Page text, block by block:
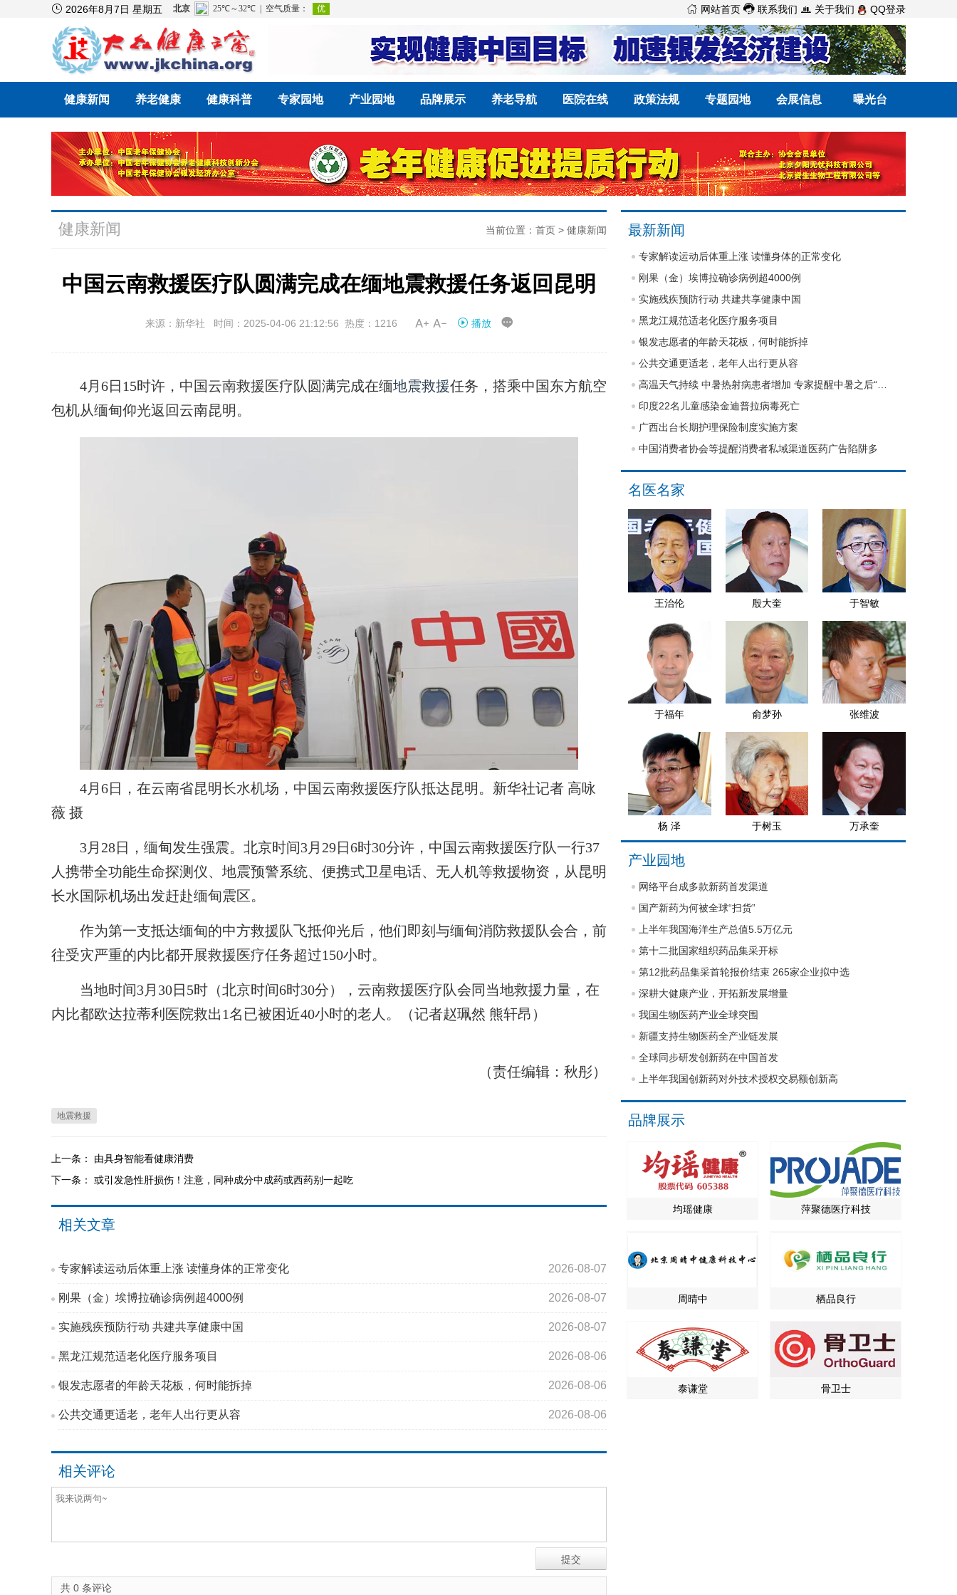
 2026年8月7日 星期五  网站首页  联系我们  关于我们 QQ登录
健康新闻 养老健康 健康科普 专家园地 产业园地 品牌展示 养老导航 医院在线 政策法规 专题园地 会展信息 曝光台
健康新闻 当前位置： 首页 > 健康新闻
中国云南救援医疗队圆满完成在缅地震救援任务返回昆明
来源：新华社 时间：2025-04-06 21:12:56 热度：1216  播放 
4月6日15时许，中国云南救援医疗队圆满完成在缅地震救援任务，搭乘中国东方航空
包机从缅甸仰光返回云南昆明。
4月6日，在云南省昆明长水机场，中国云南救援医疗队抵达昆明。新华社记者 高咏
薇 摄
3月28日，缅甸发生强震。北京时间3月29日6时30分许，中国云南救援医疗队一行37
人携带全功能生命探测仪、地震预警系统、便携式卫星电话、无人机等救援物资，从昆明
长水国际机场出发赶赴缅甸震区。
作为第一支抵达缅甸的中方救援队飞抵仰光后，他们即刻与缅甸消防救援队会合，前
往受灾严重的内比都开展救援医疗任务超过150小时。
当地时间3月30日5时（北京时间6时30分），云南救援医疗队会同当地救援力量，在
内比都欧达拉蒂利医院救出1名已被困近40小时的老人。（记者赵珮然 熊轩昂）
（责任编辑：秋彤）
地震救援
上一条： 由具身智能看健康消费
下一条： 或引发急性肝损伤！注意，同种成分中成药或西药别一起吃
相关文章
专家解读运动后体重上涨 读懂身体的正常变化 2026-08-07
刚果（金）埃博拉确诊病例超4000例 2026-08-07
实施残疾预防行动 共建共享健康中国 2026-08-07
黑龙江规范适老化医疗服务项目 2026-08-06
银发志愿者的年龄天花板，何时能拆掉 2026-08-06
公共交通更适老，老年人出行更从容 2026-08-06
相关评论
共 0 条评论
最新新闻
专家解读运动后体重上涨 读懂身体的正常变化
刚果（金）埃博拉确诊病例超4000例
实施残疾预防行动 共建共享健康中国
黑龙江规范适老化医疗服务项目
银发志愿者的年龄天花板，何时能拆掉
公共交通更适老，老年人出行更从容
印度22名儿童感染金迪普拉病毒死亡
广西出台长期护理保险制度实施方案
中国消费者协会等提醒消费者私域渠道医药广告陷阱多
名医名家
王治伦 殷大奎 于智敏
于福年 俞梦孙 张维波
杨 泽 于树玉 万承奎
产业园地
网络平台成多款新药首发渠道
国产新药为何被全球“扫货”
上半年我国海洋生产总值5.5万亿元
第十二批国家组织药品集采开标
第12批药品集采首轮报价结束 265家企业拟中选
深耕大健康产业，开拓新发展增量
我国生物医药产业全球突围
新疆支持生物医药全产业链发展
全球同步研发创新药在中国首发
上半年我国创新药对外技术授权交易额创新高
品牌展示
均瑶健康 萍聚德医疗科技
周晴中 栖品良行
泰谦堂 骨卫士